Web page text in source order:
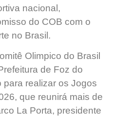
nacional,
do COB com o
no Brasil.
Olimpico do Brasil
de Foz do
realizar os Jogos
que reunirá mais de
La Porta, presidente